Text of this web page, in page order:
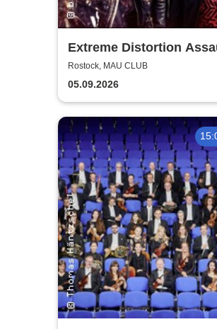
Extreme Distortion
XV
Rostock, MAU CLUB
05.09.2026